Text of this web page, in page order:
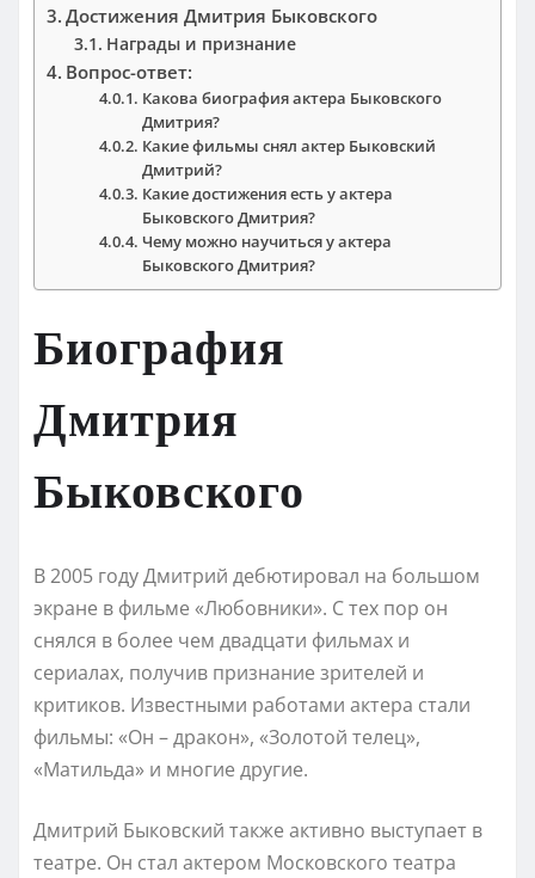
Достижения Дмитрия Быковского
Награды и признание
Вопрос-ответ:
Какова биография актера Быковского
Дмитрия?
Какие фильмы снял актер Быковский
Дмитрий?
Какие достижения есть у актера
Быковского Дмитрия?
Чему можно научиться у актера
Быковского Дмитрия?
Биография
Дмитрия
Быковского
В 2005 году Дмитрий дебютировал на большом
экране в фильме «Любовники». С тех пор он
снялся в более чем двадцати фильмах и
сериалах, получив признание зрителей и
критиков. Известными работами актера стали
фильмы: «Он – дракон», «Золотой телец»,
«Матильда» и многие другие.
Дмитрий Быковский также активно выступает в
театре. Он стал актером Московского театра